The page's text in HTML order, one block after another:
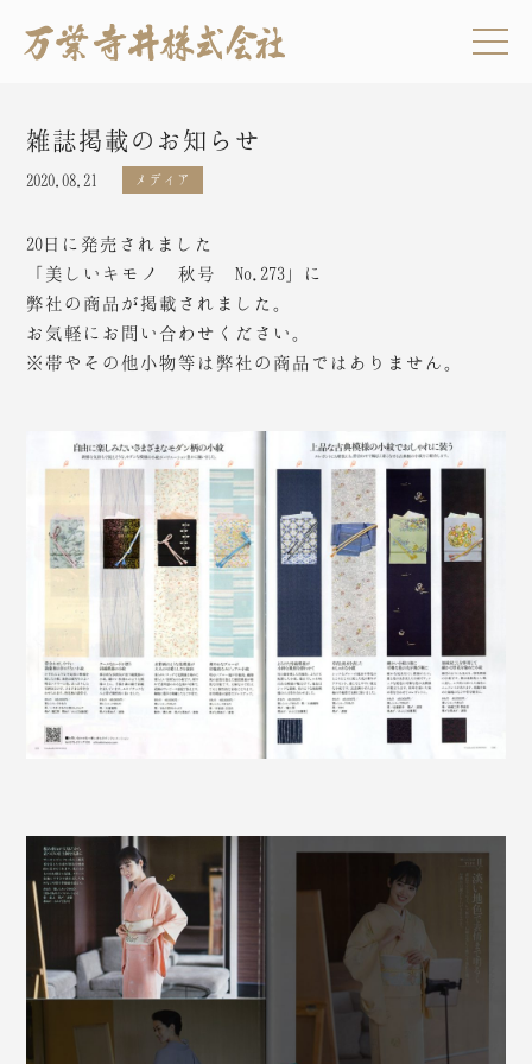
雑誌掲載のお知らせ
2020.08.21 メディア
20日に発売されました
「美しいキモノ 秋号 No.273」に
弊社の商品が掲載されました。
お気軽にお問い合わせください。
※帯やその他小物等は弊社の商品ではありません。